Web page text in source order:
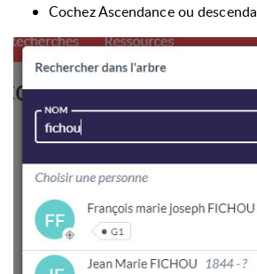
Cochez Ascendance ou